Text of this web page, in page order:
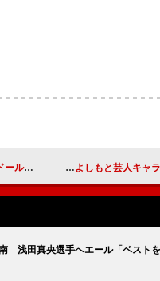
受賞 あべこうじ「婚約指輪は給料何カ月分
浅田真央選手へエール「ベストを